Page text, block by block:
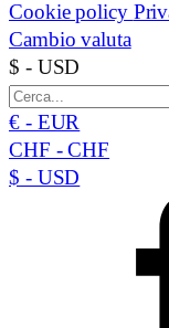
Cookie policy
Cambio valuta
$ - USD
€ - EUR
CHF - CHF
$ - USD